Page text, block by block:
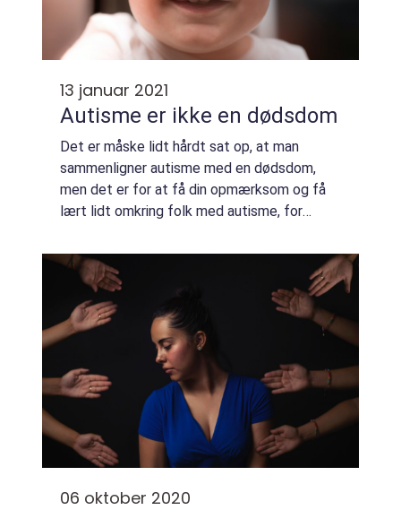
13 januar 2021
Autisme er ikke en dødsdom
Det er måske lidt hårdt sat op, at man
sammenligner autisme med en dødsdom,
men det er for at få din opmærksom og få
lært lidt omkring folk med autisme, for
den almindelige befolkning, så er de
bestemt ikke far...
06 oktober 2020